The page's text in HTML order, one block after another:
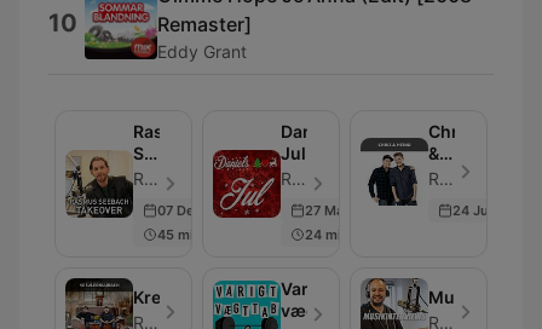
10
Remaster]
Eddy Grant
Rasmus
Seebach
Takeover
RadioPlay - ตอน 1
07 Dec 2017
45 min
Daniels
Jul
Rayo - ตอน 112
27 Mar 2026
24 min
Chriz
&
Heino
RadioPlay - ตอน 364
24 Jun 2019
Krejlerklubben
RadioPlay
Varigt
vægttab
RadioPlay